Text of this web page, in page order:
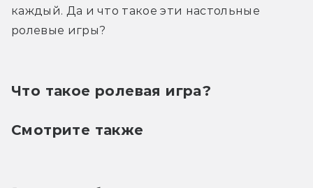
каждый. Да и что такое эти настольные
ролевые игры?
Что такое ролевая игра?
Смотрите также